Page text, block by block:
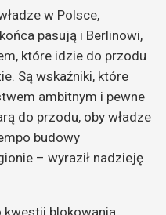
w Polsce,
pasują i Berlinowi,
które idzie do przodu
Są wskaźniki, które
ambitnym i pewne
do przodu, oby władze
budowy
– wyraził nadzieję
kwestii blokowania